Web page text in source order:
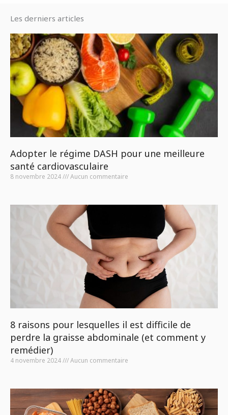
Les derniers articles
Adopter le régime DASH pour une meilleure
santé cardiovasculaire
8 novembre 2024 Aucun commentaire
8 raisons pour lesquelles il est difficile de
perdre la graisse abdominale (et comment y
remédier)
4 novembre 2024 Aucun commentaire